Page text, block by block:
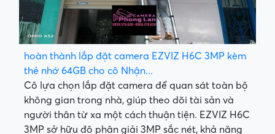
hoàn thành lắp đặt camera EZVIZ H6C 3MP kèm
thẻ nhớ 64GB cho cô Nhận...
Cô lựa chọn lắp đặt camera để quan sát toàn bộ
không gian trong nhà, giúp theo dõi tài sản và
người thân từ xa một cách thuận tiện. EZVIZ H6C
3MP sở hữu độ phân giải 3MP sắc nét, khả năng